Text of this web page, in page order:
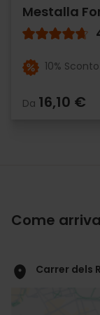
Mestalla
10%
Da 16,10 €
Come
Carrer dels